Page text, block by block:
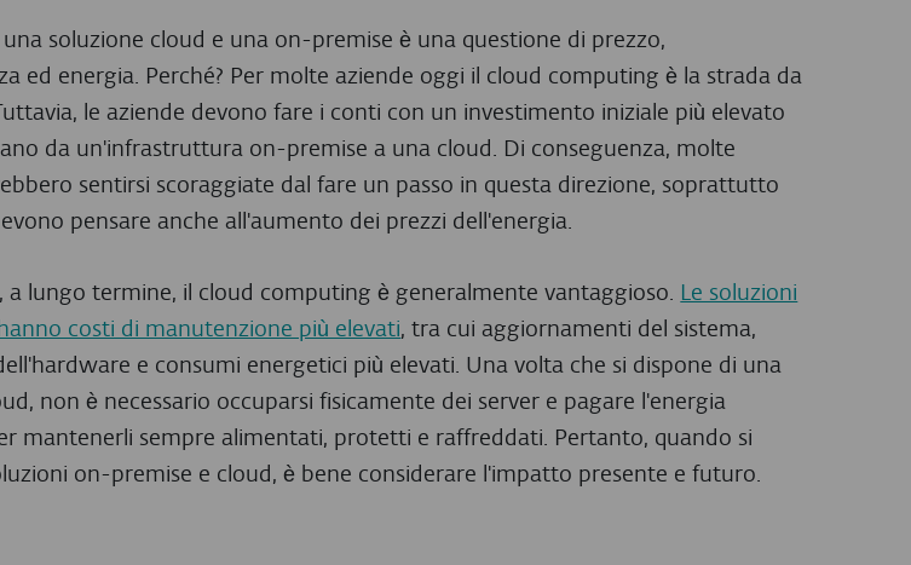
soluzione cloud e una on-premise è una questione di prezzo,
ed energia. Perché? Per molte aziende oggi il cloud computing è la strada da
le aziende devono fare i conti con un investimento iniziale più elevato
da un'infrastruttura on-premise a una cloud. Di conseguenza, molte
sentirsi scoraggiate dal fare un passo in questa direzione, soprattutto
pensare anche all'aumento dei prezzi dell'energia.
a lungo termine, il cloud computing è generalmente vantaggioso. Le soluzioni
costi di manutenzione più elevati, tra cui aggiornamenti del sistema,
e consumi energetici più elevati. Una volta che si dispone di una
non è necessario occuparsi fisicamente dei server e pagare l'energia
mantenerli sempre alimentati, protetti e raffreddati. Pertanto, quando si
on-premise e cloud, è bene considerare l'impatto presente e futuro.